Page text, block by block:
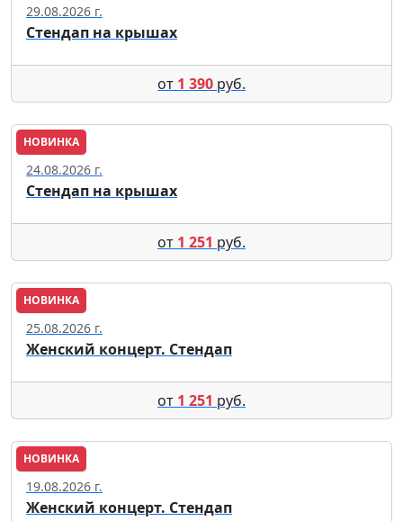
29.08.2026 г.
Стендап на крышах
от 1 390 руб.
НОВИНКА
Москва
24.08.2026 г.
Стендап на крышах
от 1 251 руб.
НОВИНКА
Москва
25.08.2026 г.
Женский концерт. Стендап
от 1 251 руб.
НОВИНКА
Москва
19.08.2026 г.
Женский концерт. Стендап